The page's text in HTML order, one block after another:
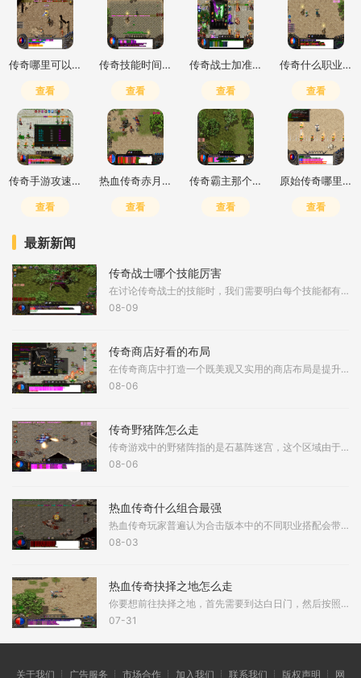
传奇哪里可以买药
查看
传奇技能时间cd怎么调
查看
传奇战士加准确还是躲避
查看
传奇什么职业输出高一点的
查看
传奇手游攻速加倍什么意思
查看
热血传奇赤月峡谷二层去三层怎么走
查看
传奇霸主那个职业好玩
查看
原始传奇哪里打钱快一点
查看
最新新闻
传奇战士哪个技能厉害
在讨论传奇战士的技能时，我们需要明白每个技能都有其独特的用途和价值，没有绝对的最强之说，关键在于小伙伴们如何根据个人玩法和战斗风格来灵活运用。这些技能大致可以分为
08-09
传奇商店好看的布局
在传奇商店中打造一个既美观又实用的商店布局是提升游戏体验的重要环节，一个精心设计的布局不仅能吸引更多顾客光临，还能优化商品展示和店员的工作效率，店铺的初始状态通常
08-06
传奇野猪阵怎么走
传奇游戏中的野猪阵指的是石墓阵迷宫，这个区域由于聚集了大量红野猪、黑野猪和白野猪而得名，想要成功穿越这个迷宫需要掌握正确的行走路径。野猪阵的入口通常位于石墓五层，
08-06
热血传奇什么组合最强
热血传奇玩家普遍认为合击版本中的不同职业搭配会带来截然不同的游戏体验。在诸多组合中，道士与道士的道道组合以其爆发性合击技能而备受关注。该组合具备在短时间内输出巨额
08-03
热血传奇抉择之地怎么走
你要想前往抉择之地，首先需要到达白日门，然后按照特定路线前进。到了白日门打开地图，找到赤月峡谷东入口，这是进入赤月峡谷区域的第一步。进入赤月峡谷东入口后，你会到达
07-31
关于我们 ┊ 广告服务 ┊ 市场合作 ┊ 加入我们 ┊ 联系我们 ┊ 版权声明 ┊ 网